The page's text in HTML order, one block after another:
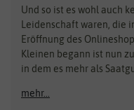
Zimmer & Kübelpflanzen
Kataloge
Schnäppchen
Anzucht &
Anzuchtschalen
BIOWOL
Blumicorn
Bûten Birds
Und so ist es wohl auch
Leidenschaft waren, die
Eröffnung des
Kleinen begann ist nun
in dem es mehr als
mehr...